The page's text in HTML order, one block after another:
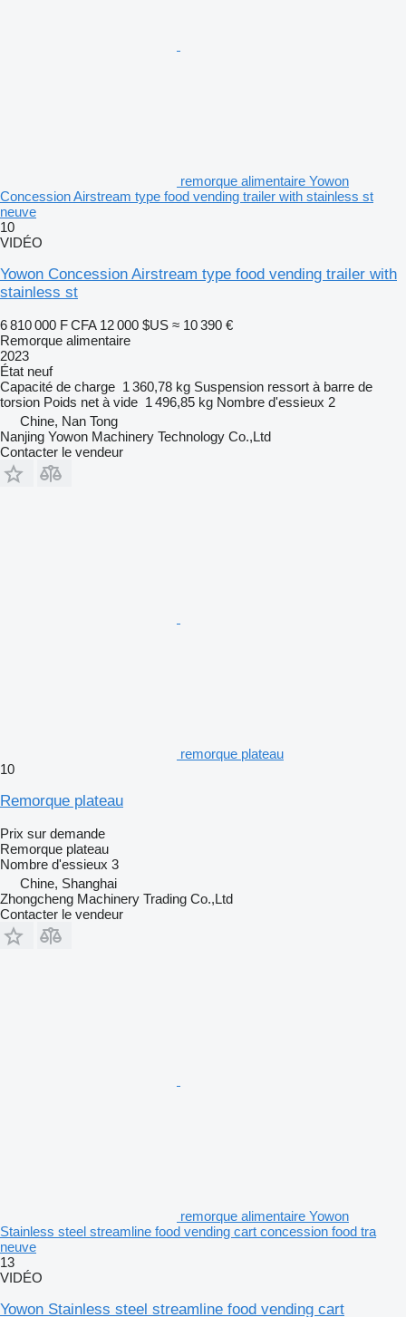
remorque alimentaire Yowon
Concession Airstream type food vending trailer with stainless st
neuve
10
VIDÉO
Yowon Concession Airstream type food vending trailer with
stainless st
6 810 000 F CFA 12 000 $US ≈ 10 390 €
Remorque alimentaire
2023
État neuf
Capacité de charge 1 360,78 kg Suspension ressort à barre de
torsion Poids net à vide 1 496,85 kg Nombre d'essieux 2
Chine, Nan Tong
Nanjing Yowon Machinery Technology Co.,Ltd
Contacter le vendeur
remorque plateau
10
Remorque plateau
Prix sur demande
Remorque plateau
Nombre d'essieux 3
Chine, Shanghai
Zhongcheng Machinery Trading Co.,Ltd
Contacter le vendeur
remorque alimentaire Yowon
Stainless steel streamline food vending cart concession food tra
neuve
13
VIDÉO
Yowon Stainless steel streamline food vending cart